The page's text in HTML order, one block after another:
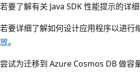
若要了解有关 Java SDK 性能提示的详
若要详细了解如何设计应用程序以进行
放。
尝试为迁移到 Azure Cosmos DB 做容